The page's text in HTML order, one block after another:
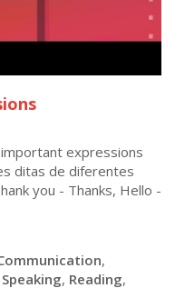
expressions
ditas de diferentes
you - Thanks, Hello -
,
Speaking, Reading,